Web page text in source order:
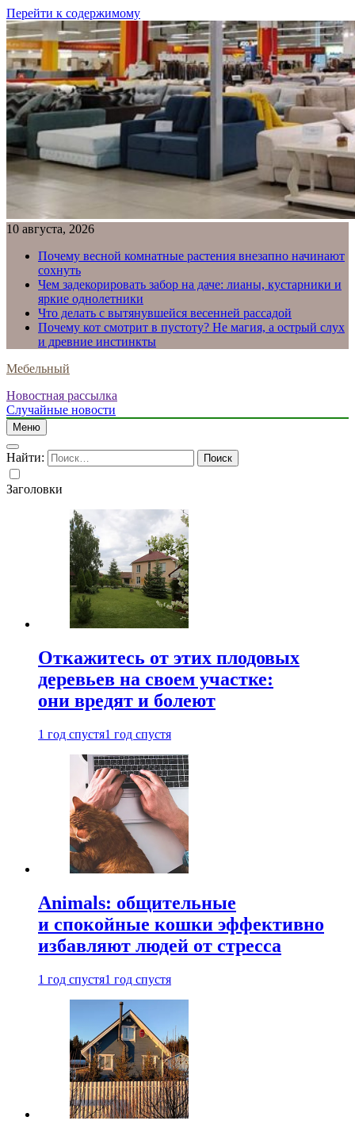
Перейти к содержимому
10 августа, 2026
Почему весной комнатные растения внезапно начинают
сохнуть
Чем задекорировать забор на даче: лианы, кустарники и
яркие однолетники
Что делать с вытянувшейся весенней рассадой
Почему кот смотрит в пустоту? Не магия, а острый слух
и древние инстинкты
Мебельный
Новостная рассылка
Случайные новости
Меню
Найти:
Заголовки
Откажитесь от этих плодовых
деревьев на своем участке:
они вредят и болеют
1 год спустя1 год спустя
Animals: общительные
и спокойные кошки эффективно
избавляют людей от стресса
1 год спустя1 год спустя